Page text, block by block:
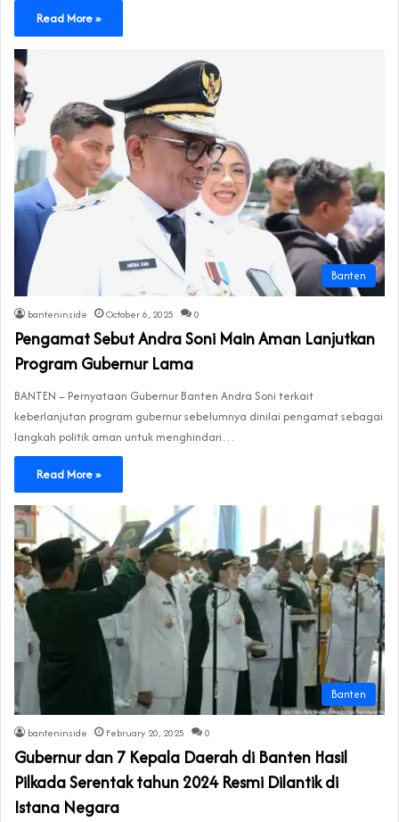
Read More »
Banten
banteninside October 6, 2025 0
Pengamat Sebut Andra Soni Main Aman Lanjutkan
Program Gubernur Lama
BANTEN – Pernyataan Gubernur Banten Andra Soni terkait
keberlanjutan program gubernur sebelumnya dinilai pengamat sebagai
langkah politik aman untuk menghindari…
Read More »
Banten
banteninside February 20, 2025 0
Gubernur dan 7 Kepala Daerah di Banten Hasil
Pilkada Serentak tahun 2024 Resmi Dilantik di
Istana Negara